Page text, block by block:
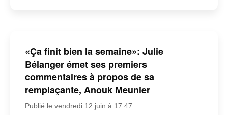
«Ça finit bien la semaine»: Julie
Bélanger émet ses premiers
commentaires à propos de sa
remplaçante, Anouk Meunier
Publié le vendredi 12 juin à 17:47